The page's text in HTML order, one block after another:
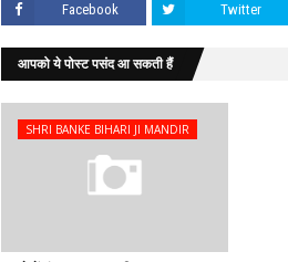
Facebook Twitter
आपको ये पोस्ट पसंद आ सकती हैं
SHRI BANKE BIHARI JI MANDIR